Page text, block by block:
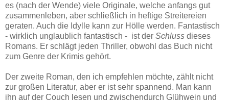
es (nach der Wende) viele Originale, welche anfangs gut
zusammenleben, aber schließlich in heftige Streitereien
geraten. Auch die Idylle kann zur Hölle werden. Fantastisch
- wirklich unglaublich fantastisch - ist der Schluss dieses
Romans. Er schlägt jeden Thriller, obwohl das Buch nicht
zum Genre der Krimis gehört.
Der zweite Roman, den ich empfehlen möchte, zählt nicht
zur großen Literatur, aber er ist sehr spannend. Man kann
ihn auf der Couch lesen und zwischendurch Glühwein und